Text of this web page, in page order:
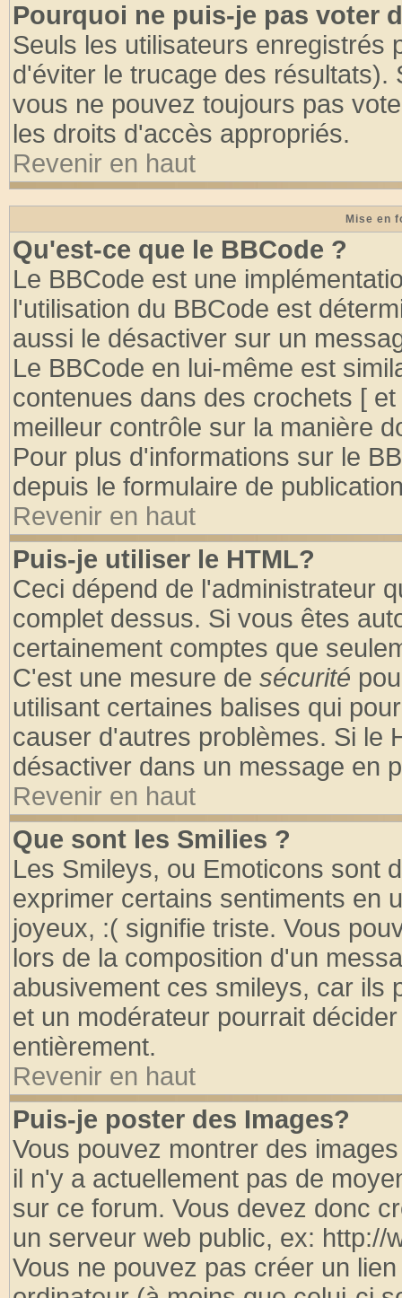
Pourquoi ne puis-je pas voter
Seuls les utilisateurs enregistrés
d'éviter le trucage des
vous ne pouvez toujours pas
les droits d'accès appropriés.
Revenir en haut
Mise en
Qu'est-ce que le BBCode ?
Le BBCode est une
l'utilisation du BBCode est
aussi le désactiver sur un
Le BBCode en lui-même est
contenues dans des crochets [
meilleur contrôle sur la manière
Pour plus d'informations sur le
depuis le formulaire de
Revenir en haut
Puis-je utiliser le HTML?
Ceci dépend de l'administrateur
complet dessus. Si vous êtes
certainement comptes que
C'est une mesure de sécurité
utilisant certaines balises qui
causer d'autres problèmes. Si le
désactiver dans un message en
Revenir en haut
Que sont les Smilies ?
Les Smileys, ou Emoticons sont
exprimer certains sentiments en
joyeux, :( signifie triste. Vous
lors de la composition d'un
abusivement ces smileys, car ils
et un modérateur pourrait
entièrement.
Revenir en haut
Puis-je poster des Images?
Vous pouvez montrer des
il n'y a actuellement pas de
sur ce forum. Vous devez donc
un serveur web public, ex: http://
Vous ne pouvez pas créer un